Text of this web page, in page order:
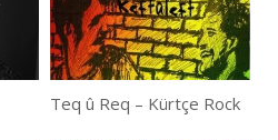
Teq û Req – Kürtçe Rock